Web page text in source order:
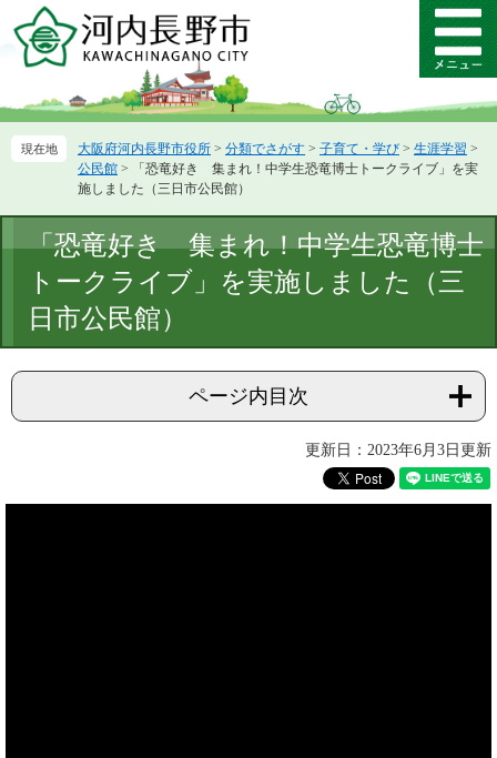
ー
先
ニ
を
本
文
メ
ニ
ー
大阪府河内長野市役所 > 分類でさがす > 子育て・学び > 生涯学習 >
公民館 >
「恐竜好き 集まれ！中学生恐竜博士トークライブ」を実
施しました（三日市公民館）
文
「恐竜好き 集まれ！中学生恐竜博士
トークライブ」を実施しました（三
日市公民館）
ページ内目次
更新日：2023年6月3日更新